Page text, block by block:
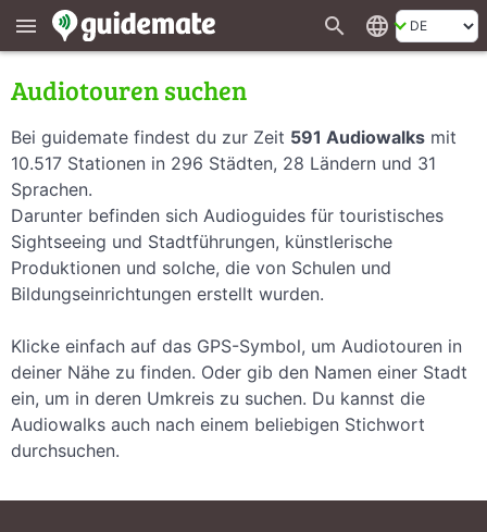
menu search language
Audiotouren suchen
Bei guidemate findest du zur Zeit 591 Audiowalks mit
10.517 Stationen in 296 Städten, 28 Ländern und 31
Sprachen.
Darunter befinden sich Audioguides für touristisches
Sightseeing und Stadtführungen, künstlerische
Produktionen und solche, die von Schulen und
Bildungseinrichtungen erstellt wurden.
Klicke einfach auf das GPS-Symbol, um Audiotouren in
deiner Nähe zu finden. Oder gib den Namen einer Stadt
ein, um in deren Umkreis zu suchen. Du kannst die
Audiowalks auch nach einem beliebigen Stichwort
durchsuchen.